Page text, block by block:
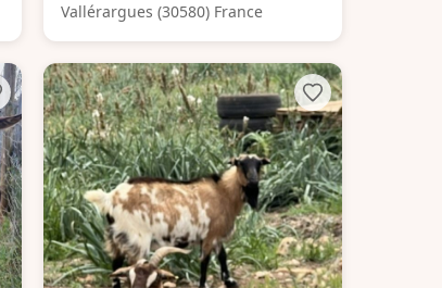
Vallérargues (30580) France